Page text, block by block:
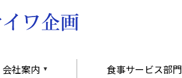
会社案内 食事サービス部門